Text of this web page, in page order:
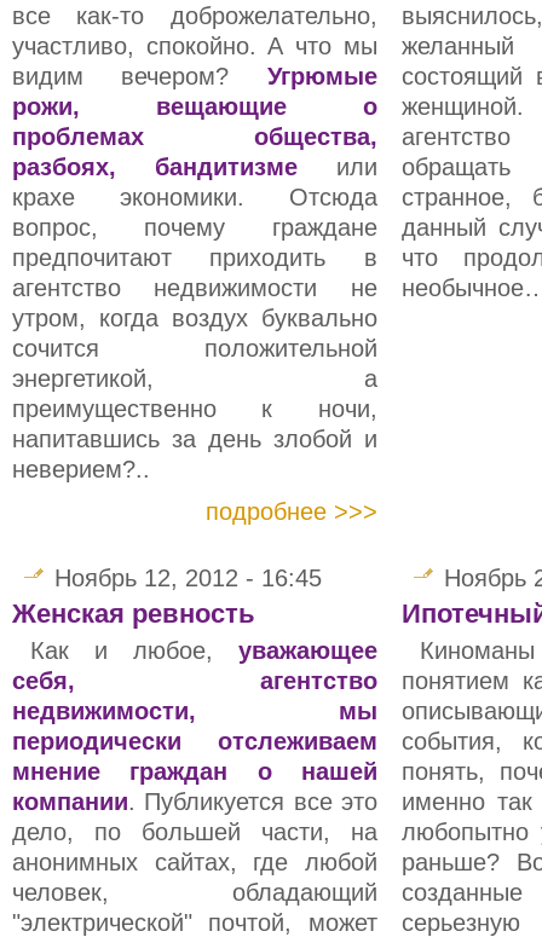
все как-то доброжелательно,
участливо, спокойно. А что мы
видим вечером? Угрюмые
рожи, вещающие о
проблемах общества,
разбоях, бандитизме или
крахе экономики. Отсюда
вопрос, почему граждане
предпочитают приходить в
агентство недвижимости не
утром, когда воздух буквально
сочится положительной
энергетикой, а
преимущественно к ночи,
напитавшись за день злобой и
неверием?..
подробнее >>>
состоящий
агентство
странное,
данный
что
Ноябрь 12, 2012 - 16:45
Женская ревность
Как и любое, уважающее
себя, агентство
недвижимости, мы
периодически отслеживаем
мнение граждан о нашей
компании. Публикуется все это
дело, по большей части, на
анонимных сайтах, где любой
человек, обладающий
"электрической" почтой, может
Ноябрь
Киноманы
понятием
события,
понять,
именно
любопытно
раньше?